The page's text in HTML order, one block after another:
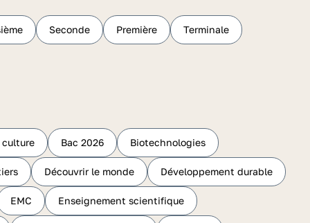
Seconde Première Terminale
culture Bac 2026 Biotechnologies
Découvrir le monde Développement durable
EMC Enseignement scientifique